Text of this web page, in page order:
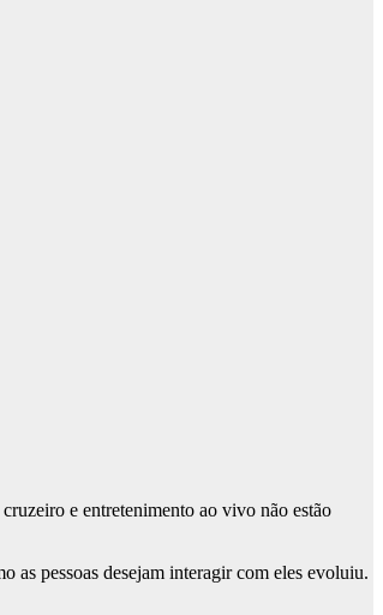
e entretenimento ao vivo não estão
as pessoas desejam interagir com eles evoluiu.